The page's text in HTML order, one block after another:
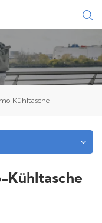
Kühltasche
Kühltasche